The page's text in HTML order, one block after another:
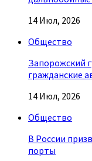
14 Июл, 2026
Общество
Запорожский
гражданские
14 Июл, 2026
Общество
В России
порты